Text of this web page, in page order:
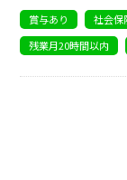
賞与あり 社会保
残業月20時間以内